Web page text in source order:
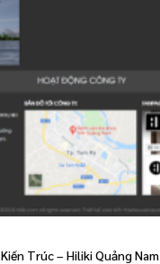
Kiến Trúc – Hiliki Quảng Nam